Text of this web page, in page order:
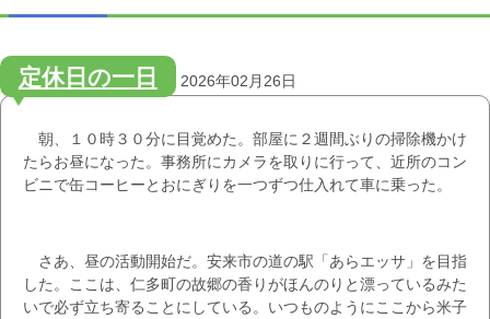
定休日の一日 2026年02月26日
朝、１０時３０分に目覚めた。部屋に２週間ぶりの掃除機かけ
たらお昼になった。事務所にカメラを取りに行って、近所のコン
ビニで缶コーヒーとおにぎりを一つずつ仕入れて車に乗った。
さあ、昼の活動開始だ。安来市の道の駅「あらエッサ」を目指
した。ここは、仁多町の故郷の香りがほんのりと漂っているみた
いで必ず立ち寄ることにしている。いつものようにここから米子